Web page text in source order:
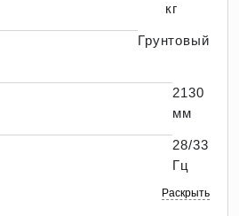
кг
Грунтовый
2130
мм
28/33
Гц
Раскрыть